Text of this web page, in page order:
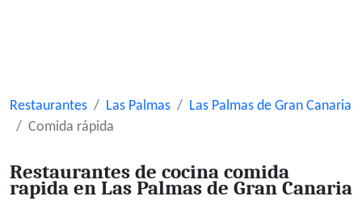
Restaurantes Las Palmas
Las Palmas de Gran Canaria
Comida rápida
Restaurantes de cocina comida
rapida en Las Palmas de Gran Canaria